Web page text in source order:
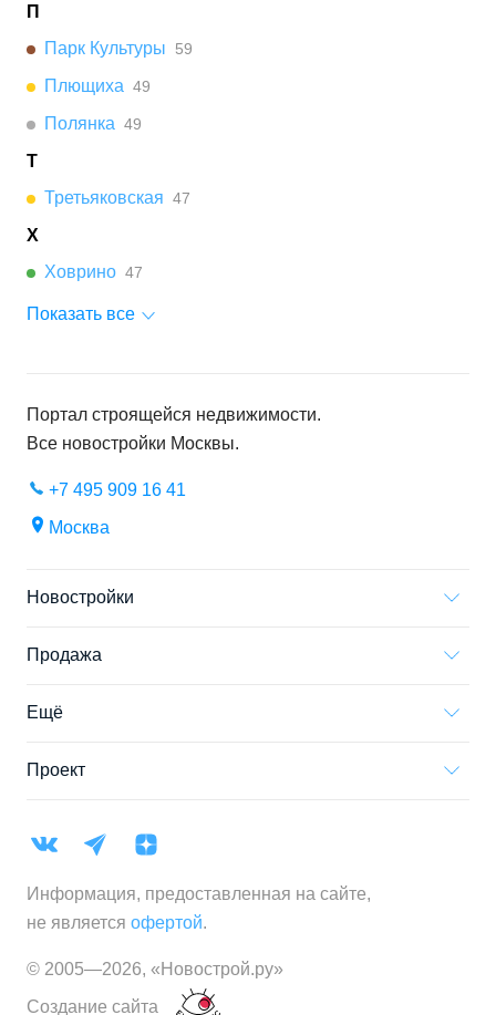
П
Парк Культуры
59
Плющиха 49
Полянка 49
Т
Третьяковская 47
Х
Ховрино 47
Показать все
Портал строящейся недвижимости.
Все новостройки Москвы.
+7 495 909 16 41
Москва
Новостройки
Продажа
Ещё
Проект
Информация, предоставленная на сайте,
не является офертой.
© 2005—2026, «Новострой.ру»
Создание сайта